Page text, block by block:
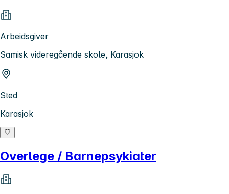
Arbeidsgiver
Samisk videregående skole, Karasjok
Sted
Karasjok
Overlege / Barnepsykiater